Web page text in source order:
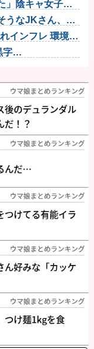
」陰キャ女子
うなJKさん、痴
インフレ 環境崩
字